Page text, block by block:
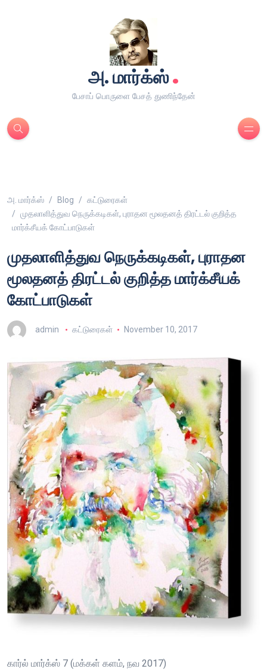
அ. மார்க்ஸ்.
பேசாப் பொருளை பேசத் துணிந்தேன்
அ. மார்க்ஸ் Blog
கட்டுரைகள்
முதலாளித்துவ நெருக்கடிகள், புராதன மூலதனத் திரட்டல் குறித்த
மார்க்சீயக் கோட்பாடுகள்
முதலாளித்துவ நெருக்கடிகள், புராதன
மூலதனத் திரட்டல் குறித்த மார்க்சீயக்
கோட்பாடுகள்
admin கட்டுரைகள் November 10, 2017
கார்ல் மார்க்ஸ் 7 (மக்கள் களம், நவ 2017)